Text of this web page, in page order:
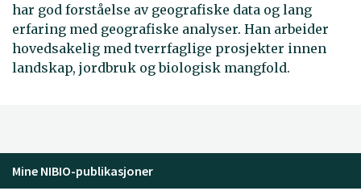
har god forståelse av geografiske data og lang
erfaring med geografiske analyser. Han arbeider
hovedsakelig med tverrfaglige prosjekter innen
landskap, jordbruk og biologisk mangfold.
Mine NIBIO-publikasjoner